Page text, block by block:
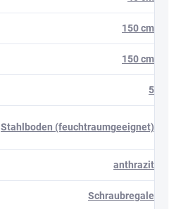
150 cm
150 cm
5
Stahlboden (feuchtraumgeeignet)
anthrazit
Schraubregale